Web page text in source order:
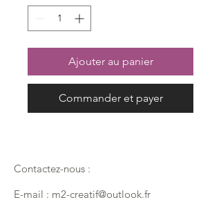
Ajouter au panier
Commander et payer
Contactez-nous :
E-mail : m2-creatif@outlook.fr